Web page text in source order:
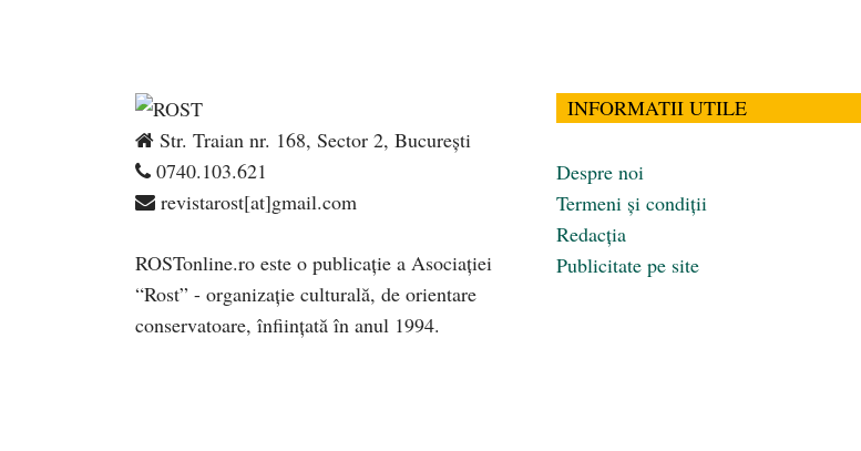
Str. Traian nr. 168, Sector 2, București
0740.103.621
revistarost[at]gmail.com
ROSTonline.ro este o publicaţie a Asociaţiei
“Rost” - organizaţie culturală, de orientare
conservatoare, înfiinţată în anul 1994.
INFORMATII UTILE
Despre noi
Termeni și condiții
Redacția
Publicitate pe site